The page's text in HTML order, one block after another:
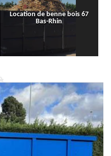
Location de benne bois 67
Bas-Rhin